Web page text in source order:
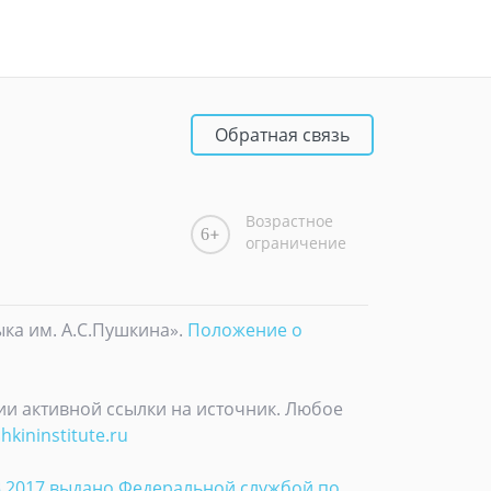
Обратная связь
6
Возрастное
ограничение
им. А.С.Пушкина». Положение о
активной ссылки на источник. Любое